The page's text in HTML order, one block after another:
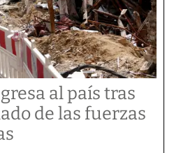
al país tras
de las fuerzas